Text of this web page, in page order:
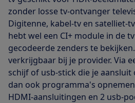
zonder losse tv-ontvanger
Digitenne, kabel-tv en satelliet-
hebt wel een CI+ module in de
gecodeerde zenders te
verkrijgbaar bij je provider. Via
schijf of usb-stick die je aansluit
dan ook programma's
HDMI-aansluitingen en 2 usb-